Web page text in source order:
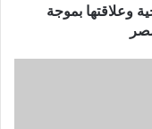
وعلاقتها بموجة